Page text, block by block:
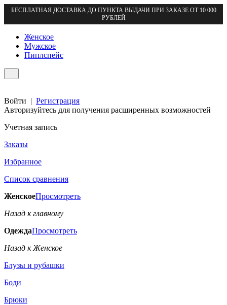
БЕСПЛАТНАЯ ДОСТАВКА ДО ПУНКТА ВЫДАЧИ ПРИ ЗАКАЗЕ ОТ 10 000
РУБЛЕЙ
Женское
Мужское
Пиплспейс
Войти | Регистрация
Авторизуйтесь для получения расширенных возможностей
Учетная запись
Заказы
Избранное
Список сравнения
ЖенскоеПросмотреть
Назад к главному
ОдеждаПросмотреть
Назад к Женское
Блузы и рубашки
Боди
Брюки